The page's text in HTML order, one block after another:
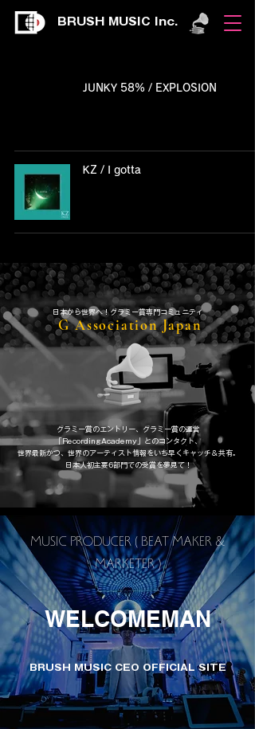
BRUSH MUSIC Inc.
JUNKY 58% / EXPLOSION​
KZ / I gotta
​日本から世界へ！グラミー賞専門コミュニティ
G Association Japan
グラミー賞のエントリー、グラミー賞の運営
「RecordingAcademy」とのコンタクト、
​世界最新かつ、世界のアーティスト情報をいち早くキャッチ＆共有。
日本人初主要6部門での受賞を夢見て！
MUSIC PRODUCER ( BEAT MAKER &
MARKETER )
WELCOMEMAN
BRUSH MUSIC CEO OFFICIAL SITE